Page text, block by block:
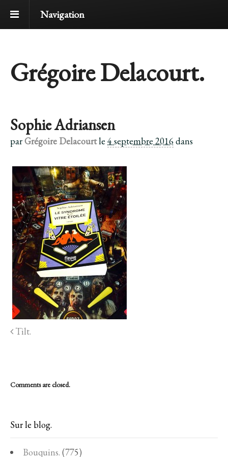
Navigation
Grégoire Delacourt.
Sophie Adriansen
parGrégoire Delacourtle 4 septembre 2016dans
Tilt.
Comments are closed.
Sur le blog.
Bouquins. (775)